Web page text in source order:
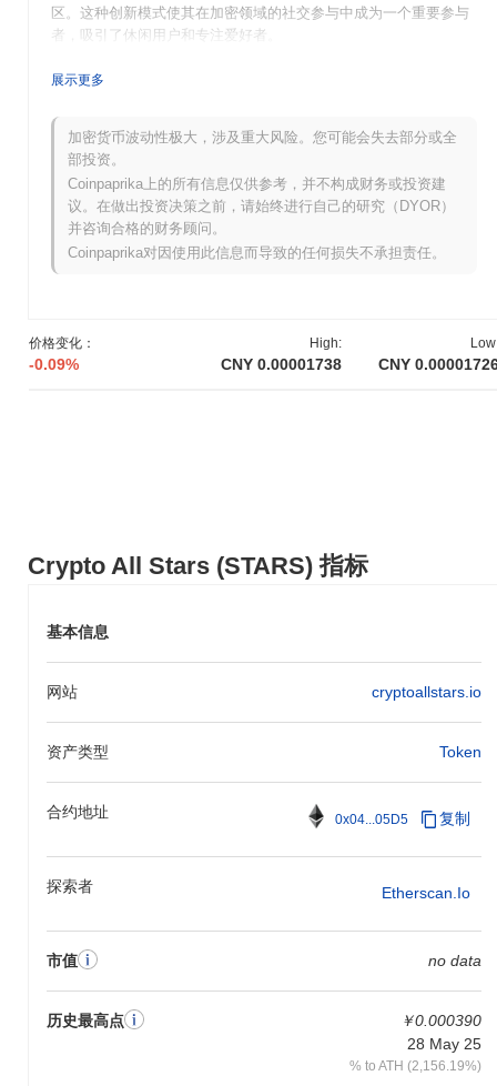
Crypto All Stars (STARS) 指标
基本信息
网站 cryptoallstars.io
资产类型 Token
合约地址 0x04...05D5 复制
探索者 Etherscan.io
市值 no data
历史最高点
￥0.000390
28 May 25
% to ATH (2,156.19%)
价格变化：
-0.09%
High:
CNY 0.00001738 CNY
区。这种创新模式使其在加密领域的社交参与中成为一个重要参与
者，吸引了休闲用户和专注爱好者。
Crypto All Stars是何时以及如何开始的？
概述了项目的愿景和技术框架。该项目于2021年6月推出了测试
网，允许开发者和早期用户试验其功能。经过成功测试，主网于
2021年9月上线，标志着其正式进入市场。 早期开发专注于创建一
个连接用户与加密货币领域知名人物的平台，促进互动和学习。代
币的初始分配通过2021年10月的首次代币发行（ICO）进行，筹集
资金以支持进一步的开发和营销工作。这些基础步骤为Crypto All
Stars的增长和生态系统的发展奠定了基础，使其在加密领域中成为
根据官方更新，Crypto All Stars正在为计划于2024年第一季度进行
Crypto All Stars的独特之处是什么？
关键倡议，增强用户的归属感和参与感。该平台在Layer 1区块链上
留存。通过整合参与和成就奖励等功能，创造了一个充满活力的生
态系统，鼓励积极参与。该项目还强调互操作性，允许用户连接和
与各种区块链网络互动，从而扩展其实用性和覆盖范围。 生态系统
富，这些合作促进了跨平台功能并扩大了可供用户使用的服务范
围。这些元素共同促进了Crypto All Stars在不断发展的去中心化应
可以使用STARS支付交易费用，实现与平台上构建的去中心化应用
（dApps）的无缝互动。持有者可以选择质押他们的代币，为网络
安全做出贡献，同时可能获得奖励。此外，STARS还可用于治理投
票，允许持有者参与有关项目未来方向的决策过程。 对于开发者而
言，Crypto All Stars提供工具和资源，以构建和集成dApps，增强
生态系统的整体功能。该平台支持多种钱包，使用户能够高效管理
其STARS代币。此外，生态系统可能包括市场和桥梁，促进
展示更多
加密货币波动性极大，涉及重大风险。您可能会失去部分或全
部投资。
Coinpaprika上的所有信息仅供参考，并不构成财务或投资建
议。在做出投资决策之前，请始终进行自己的研究（DYOR）
并咨询合格的财务顾问。
Coinpaprika对因使用此信息而导致的任何损失不承担责任。